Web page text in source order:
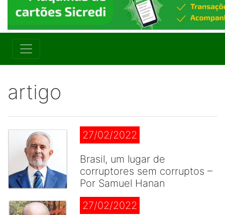
artigo
27/02/2022
Brasil, um lugar de
corruptores sem corruptos –
Por Samuel Hanan
27/02/2022